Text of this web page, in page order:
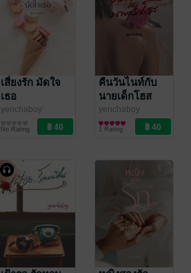
เสี่ยงรัก มัดใจ
เธอ
yenchaboy
นิยายรักวัยรุ่น
No Rating
คืนวันไนท์กับ
นายเด็กโฮส
yenchaboy
นิยายรัก
1 Rating